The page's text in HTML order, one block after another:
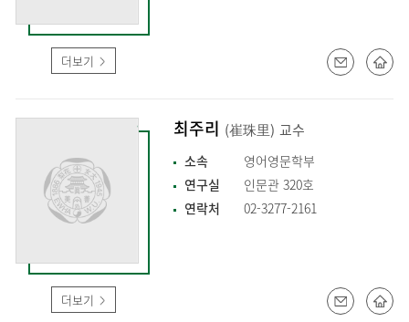
더보기
더보기
최주리 (崔珠里) 교수
소속
영어영문학부
연구실
인문관 320호
연락처
02-3277-2161